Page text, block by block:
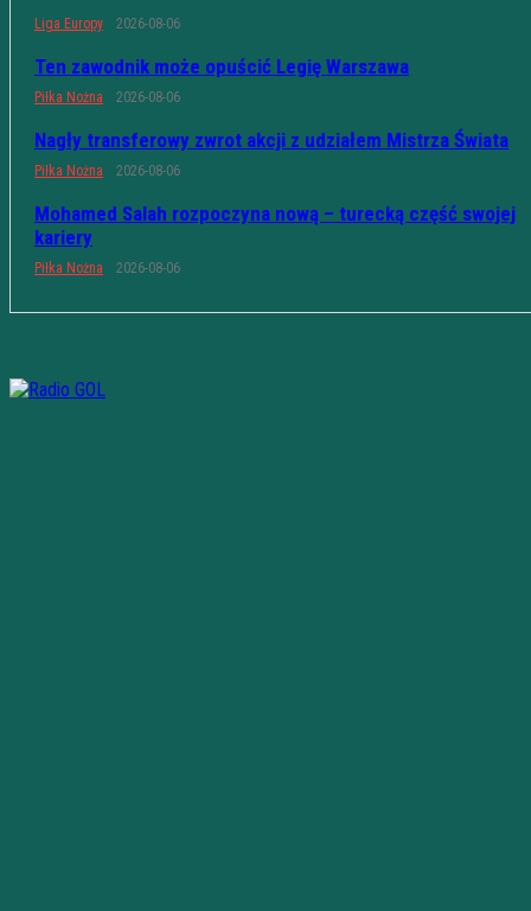
Liga Europy 2026-08-06
Ten zawodnik może opuścić Legię Warszawa
Piłka Nożna 2026-08-06
Nagły transferowy zwrot akcji z udziałem Mistrza Świata
Piłka Nożna 2026-08-06
Mohamed Salah rozpoczyna nową – turecką część swojej
kariery
Piłka Nożna 2026-08-06